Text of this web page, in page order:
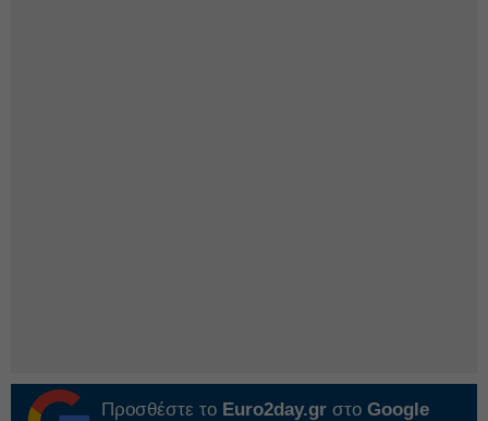
Προσθέστε το Euro2day.gr στο Google